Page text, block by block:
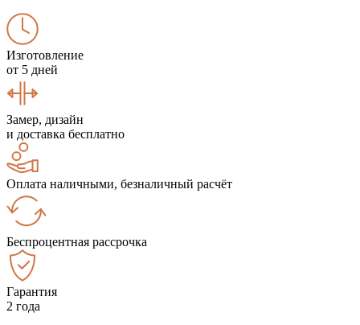
Изготовление
от 5 дней
Замер, дизайн
и доставка бесплатно
Оплата наличными, безналичный расчёт
Беспроцентная рассрочка
Гарантия
2 года